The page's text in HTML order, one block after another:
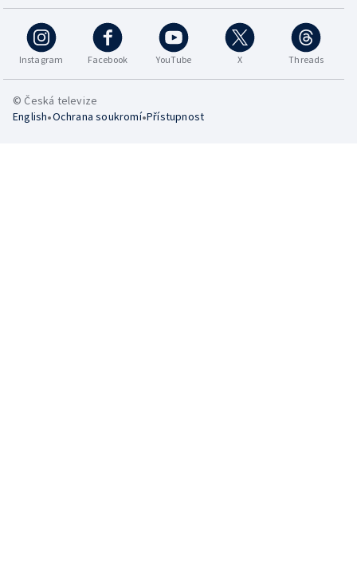
Instagram Facebook YouTube X Threads
© Česká televize
English•Ochrana soukromí•Přístupnost